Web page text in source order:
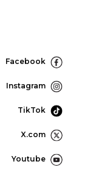
Facebook
Instagram
TikTok
X.com
Youtube